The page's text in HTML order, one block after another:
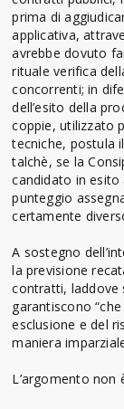
prima di
applicativa,
avrebbe dovuto
rituale verifica
concorrenti; in
dell’esito della
coppie, utilizzato
tecniche, postula
talchè, se la
candidato in
punteggio
certamente
A sostegno
la previsione
contratti, laddove
garantiscono
esclusione e del
maniera
L’argomento non